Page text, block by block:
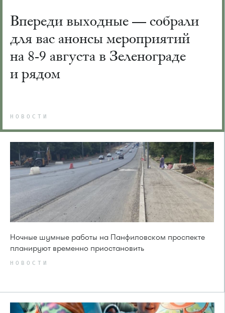
Впереди выходные — собрали
для вас анонсы мероприятий
на 8-9 августа в Зеленограде
и рядом
НОВОСТИ
Ночные шумные работы на Панфиловском проспекте
планируют временно приостановить
НОВОСТИ